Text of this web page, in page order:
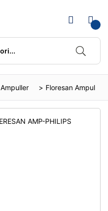
Ampuller Floresan Ampul